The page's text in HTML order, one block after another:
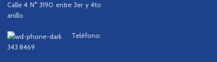
Calle 4 N° 3190 entre 3er y 4to
anillo
Teléfono:
343 8469